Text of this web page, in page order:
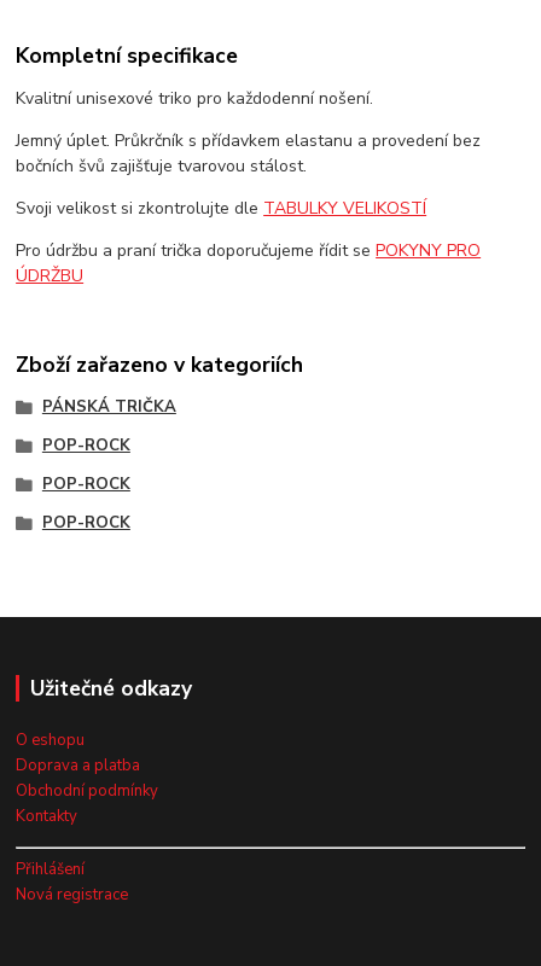
Kompletní specifikace
Kvalitní unisexové triko pro každodenní nošení.
Jemný úplet. Průkrčník s přídavkem elastanu a provedení bez
bočních švů zajišťuje tvarovou stálost.
Svoji velikost si zkontrolujte dle TABULKY VELIKOSTÍ
Pro údržbu a praní trička doporučujeme řídit sePOKYNY PRO
ÚDRŽBU
Zboží zařazeno v kategoriích
PÁNSKÁ TRIČKA
POP-ROCK
POP-ROCK
POP-ROCK
Užitečné odkazy
O eshopu
Doprava a platba
Obchodní podmínky
Kontakty
Přihlášení
Nová registrace